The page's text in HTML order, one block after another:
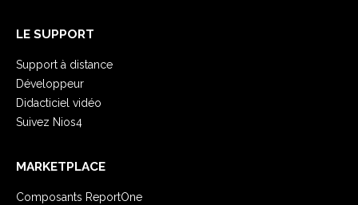
LE SUPPORT
Support à distance
Développeur
Didacticiel vidéo
Suivez Nios4
MARKETPLACE
Composants ReportOne